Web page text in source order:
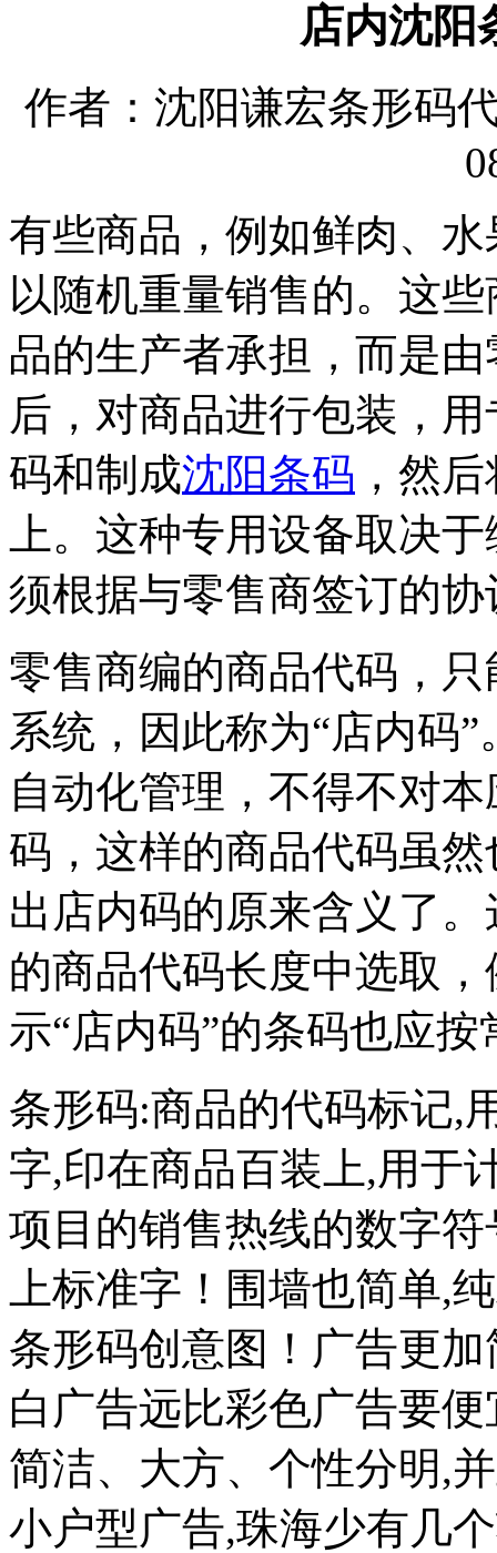
店内沈阳
作者：沈阳谦宏条形码
有些商品，例如鲜肉、
以随机重量销售的。这
品的生产者承担，而是
后，对商品进行包装，
码和制成沈阳条码 ，然
上。这种专用设备取决
须根据与零售商签订的
零售商编的商品代码，
系统，因此称为“店内码
自动化管理，不得不对
码，这样的商品代码虽
出店内码的原来含义了
的商品代码长度中选取
示“店内码”的条码也应
条形码:商品的代码标记,
字,印在商品百装上,用于
项目的销售热线的数字
上标准字！围墙也简单,
条形码创意图！广告更
白广告远比彩色广告要
简洁、大方、个性分明,
小户型广告,珠海少有几